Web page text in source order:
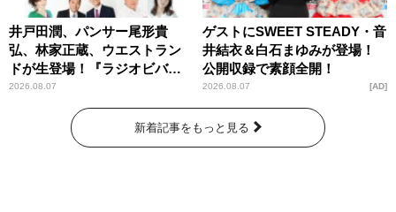
井戸田潤、パンサー尾形貴
弘、林家正蔵、ウエストラン
ドが生登場！『ラジオビバリ
ー昼ズ』
2026.08.07
ゲストにSWEET STEADY・音
井結衣＆白石まゆみが登場！
公開収録で素顔全開！
2026.08.07 AD
新着記事をもっと見る